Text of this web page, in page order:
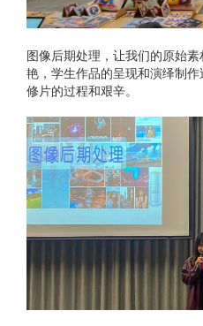
图像后期处理，让我们的原始
艳，学生作品的呈现和演绎制
修片的过程和艰辛。